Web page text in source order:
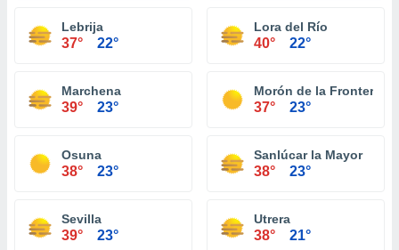
Lebrija
37° 22°
Lora del Río
40° 22°
Marchena
39° 23°
Morón de la Frontera
37° 23°
Osuna
38° 23°
Sanlúcar la Mayor
38° 23°
Sevilla
39° 23°
Utrera
38° 21°